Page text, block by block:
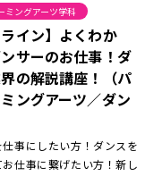
ミングアーツ学科
ライン】よくわか
サーのお仕事！ダ
の解説講座！（パ
ングアーツ／ダン
仕事にしたい方！ダンスを
仕事に繋げたい方！新し